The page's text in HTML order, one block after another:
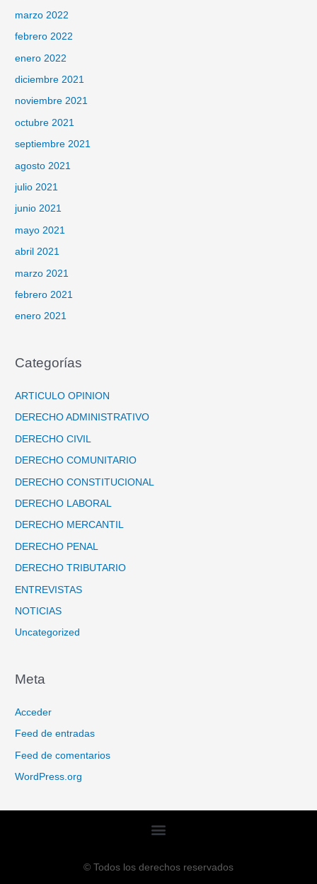
marzo 2022
febrero 2022
enero 2022
diciembre 2021
noviembre 2021
octubre 2021
septiembre 2021
agosto 2021
julio 2021
junio 2021
mayo 2021
abril 2021
marzo 2021
febrero 2021
enero 2021
Categorías
ARTICULO OPINION
DERECHO ADMINISTRATIVO
DERECHO CIVIL
DERECHO COMUNITARIO
DERECHO CONSTITUCIONAL
DERECHO LABORAL
DERECHO MERCANTIL
DERECHO PENAL
DERECHO TRIBUTARIO
ENTREVISTAS
NOTICIAS
Uncategorized
Meta
Acceder
Feed de entradas
Feed de comentarios
WordPress.org
© Todos los derechos reservados